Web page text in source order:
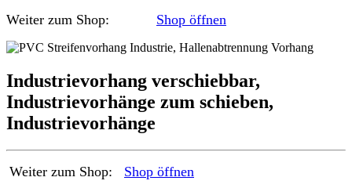
Weiter zum Shop: Shop öffnen
Industrievorhang verschiebbar,
Industrievorhänge zum schieben,
Industrievorhänge
Weiter zum Shop: Shop öffnen